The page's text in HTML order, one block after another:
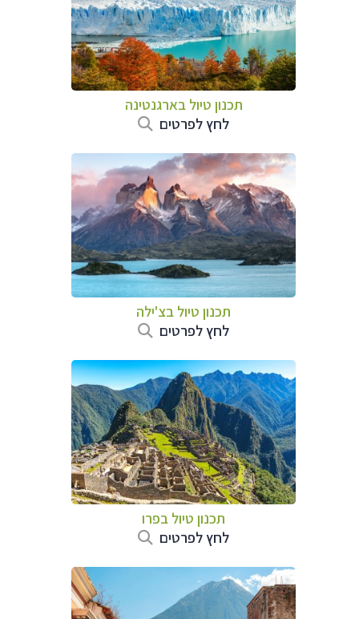
תכנון טיול בארגנטינה
לחץ לפרטים
תכנון טיול בצ'ילה
לחץ לפרטים
תכנון טיול בפרו
לחץ לפרטים